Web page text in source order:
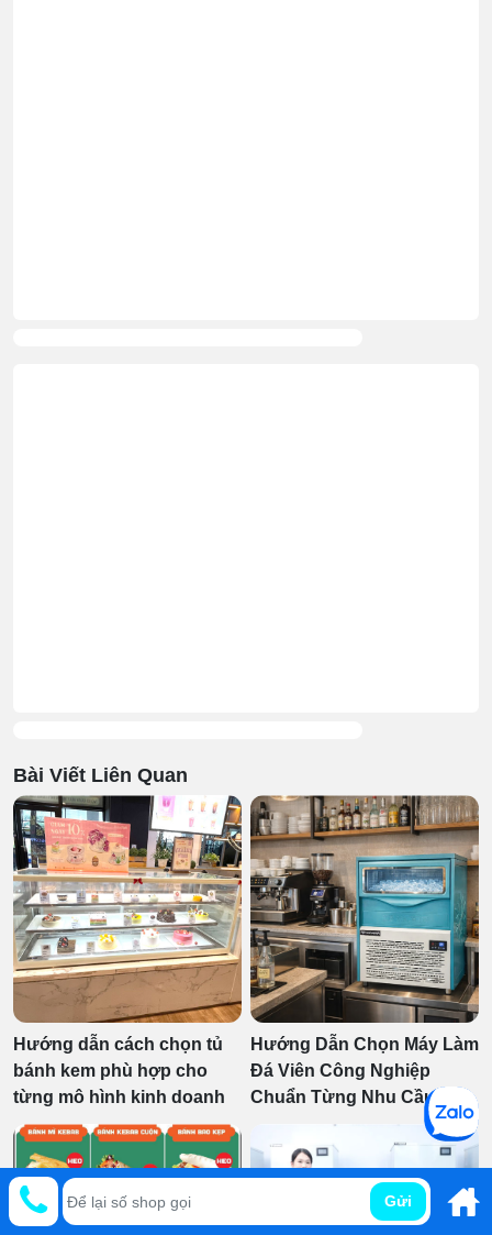
Bài Viết Liên Quan
Hướng dẫn cách chọn tủ
bánh kem phù hợp cho
từng mô hình kinh doanh
Hướng Dẫn Chọn Máy Làm
Đá Viên Công Nghiệp
Chuẩn Từng Nhu Cầu
Gửi